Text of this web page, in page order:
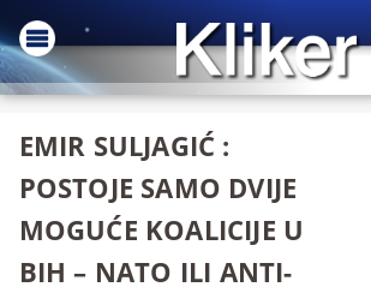
EMIR SULJAGIĆ :
POSTOJE SAMO DVIJE
MOGUĆE KOALICIJE U
BIH – NATO ILI ANTI-